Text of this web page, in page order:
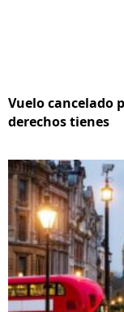
Vuelo cancelado
derechos tienes